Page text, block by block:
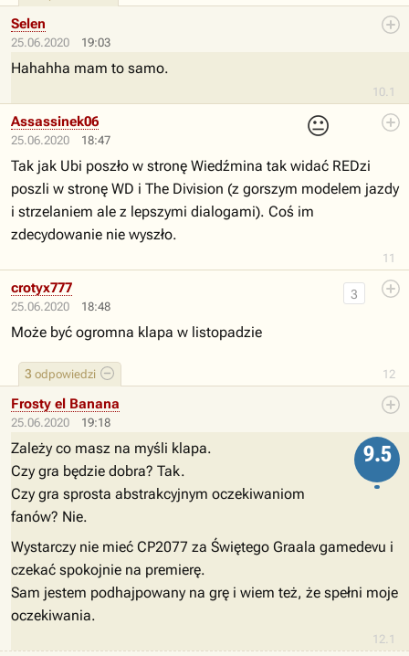
25.06.2020 19:03
10.1
Selen
Hahahha mam to samo.
25.06.2020 18:47
😐
11
Assassinek06
Tak jak Ubi poszło w stronę Wiedźmina tak widać REDzi
poszli w stronę WD i The Division (z gorszym modelem jazdy
i strzelaniem ale z lepszymi dialogami). Coś im
zdecydowanie nie wyszło.
25.06.2020 18:48
12
3
3 odpowiedzi
crotyx777
Może być ogromna klapa w listopadzie
25.06.2020 19:18
12.1
Frosty el Banana
9.5
Zależy co masz na myśli klapa.
Czy gra będzie dobra? Tak.
Czy gra sprosta abstrakcyjnym oczekiwaniom
fanów? Nie.
Wystarczy nie mieć CP2077 za Świętego Graala gamedevu i
czekać spokojnie na premierę.
Sam jestem podhajpowany na grę i wiem też, że spełni moje
oczekiwania.